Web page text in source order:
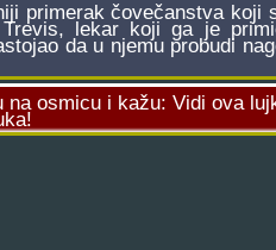
primerak čovečanstva koji
lekar koji ga je
da u njemu probudi
na osmicu i kažu: Vidi ova